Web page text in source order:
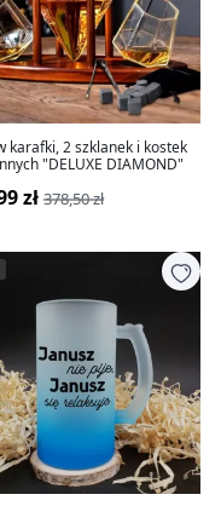
karafki, 2 szklanek i kostek
"DELUXE DIAMOND"
zł 378,50 zł